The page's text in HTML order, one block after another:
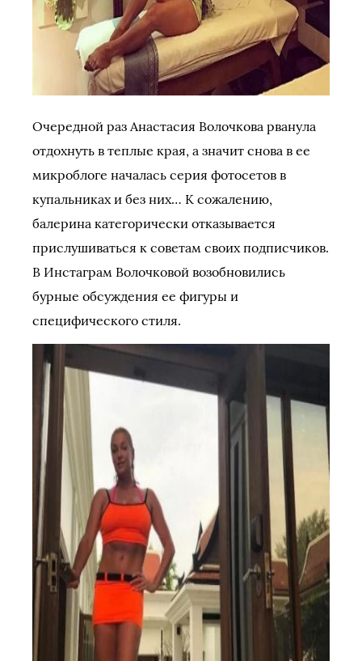
Очередной раз Анастасия Волочкова рванула
отдохнуть в теплые края, а значит снова в ее
микроблоге началась серия фотосетов в
купальниках и без них… К сожалению,
балерина категорически отказывается
прислушиваться к советам своих подписчиков.
В Инстаграм Волочковой возобновились
бурные обсуждения ее фигуры и
специфического стиля.